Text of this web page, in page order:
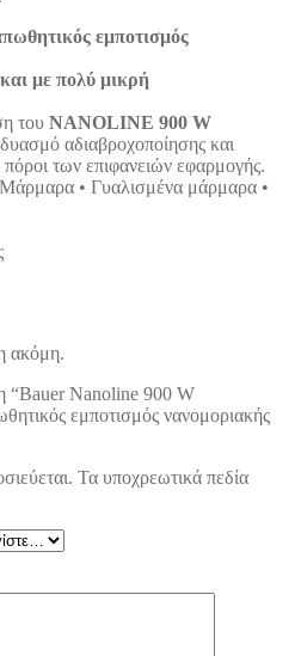
εμποτισμός
με πολύ μικρή
του NANOLINE 900 W
αδιαβροχοποίησης και
πόροι των επιφανειών εφαρμογής.
• Γυαλισμένα μάρμαρα •
ακόμη.
“Bauer Nanoline 900 W
εμποτισμός νανομοριακής
Τα υποχρεωτικά πεδία